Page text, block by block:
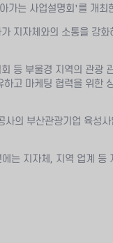
가는 사업설명회'를 개최
지자체와의 소통을 강화
등 부울경 지역의 관광
고 마케팅 협력을 위한
의 부산관광기업 육성
는 지자체, 지역 업계 등